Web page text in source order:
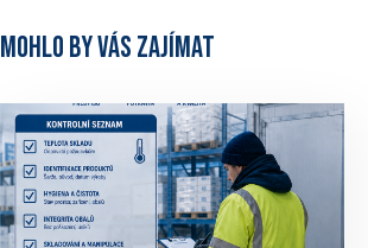
MOHLO BY VÁS ZAJÍMAT